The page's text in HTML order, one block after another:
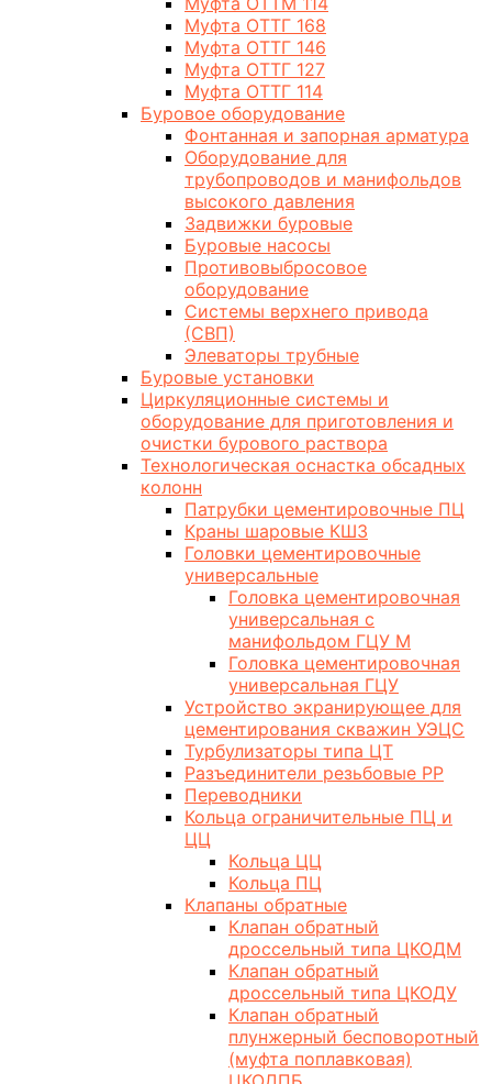
Муфта ОТТГ 168
Муфта ОТТГ 146
Муфта ОТТГ 127
Муфта ОТТГ 114
Буровое оборудование
Фонтанная и запорная арматура
Оборудование для
трубопроводов и манифольдов
высокого давления
Задвижки буровые
Буровые насосы
Противовыбросовое
оборудование
Системы верхнего привода
(СВП)
Элеваторы трубные
Буровые установки
Циркуляционные системы и
оборудование для приготовления и
очистки бурового раствора
Технологическая оснастка обсадных
колонн
Патрубки цементировочные ПЦ
Краны шаровые КШЗ
Головки цементировочные
универсальные
Головка цементировочная
универсальная с
манифольдом ГЦУ М
Головка цементировочная
универсальная ГЦУ
Устройство экранирующее для
цементирования скважин УЭЦС
Турбулизаторы типа ЦТ
Разъединители резьбовые РР
Переводники
Кольца ограничительные ПЦ и
ЦЦ
Кольца ЦЦ
Кольца ПЦ
Клапаны обратные
Клапан обратный
дроссельный типа ЦКОДМ
Клапан обратный
дроссельный типа ЦКОДУ
Клапан обратный
плунжерный бесповоротный
(муфта поплавковая)